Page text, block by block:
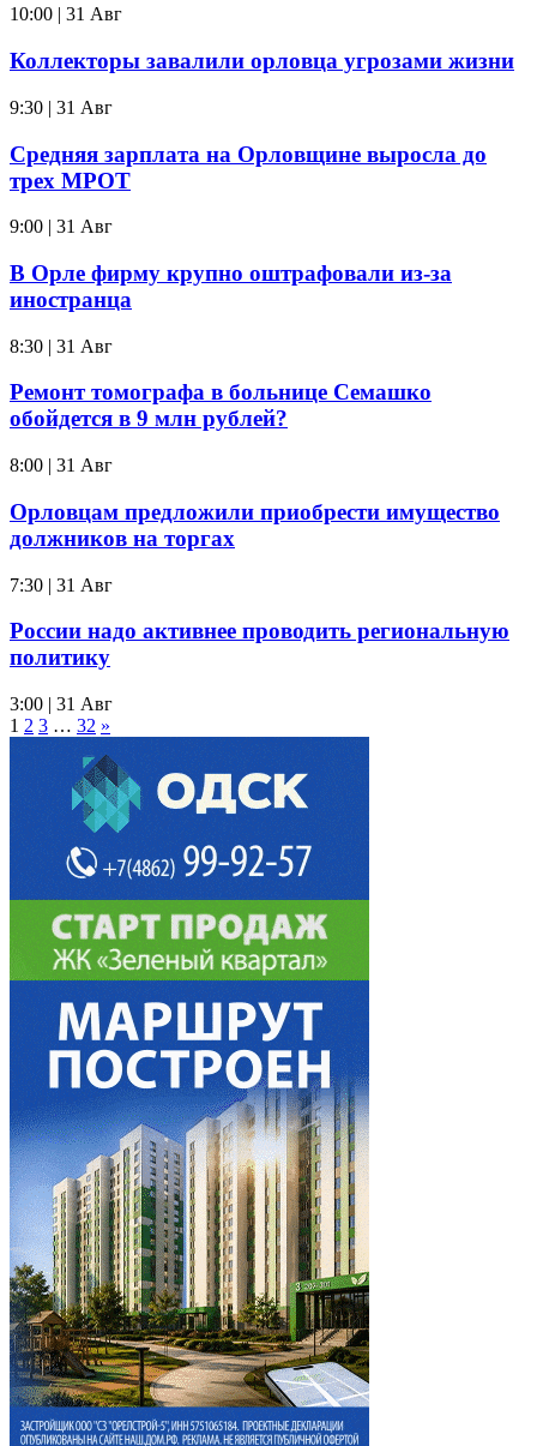
10:00 | 31 Авг
Коллекторы завалили орловца угрозами жизни
9:30 | 31 Авг
Средняя зарплата на Орловщине выросла до
трех МРОТ
9:00 | 31 Авг
В Орле фирму крупно оштрафовали из-за
иностранца
8:30 | 31 Авг
Ремонт томографа в больнице Семашко
обойдется в 9 млн рублей?
8:00 | 31 Авг
Орловцам предложили приобрести имущество
должников на торгах
7:30 | 31 Авг
России надо активнее проводить региональную
политику
3:00 | 31 Авг
1 2 3 … 32 »